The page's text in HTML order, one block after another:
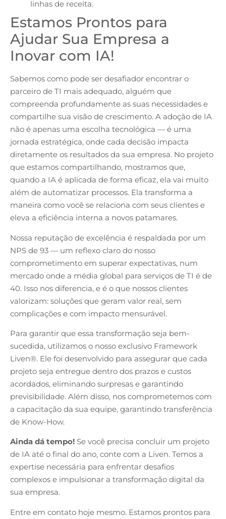
linhas de receita.
Estamos Prontos para
Ajudar Sua Empresa a
Inovar com IA!
Sabemos como pode ser desafiador encontrar o
parceiro de TI mais adequado, alguém que
compreenda profundamente as suas necessidades e
compartilhe sua visão de crescimento. A adoção de IA
não é apenas uma escolha tecnológica — é uma
jornada estratégica, onde cada decisão impacta
diretamente os resultados da sua empresa. No projeto
que estamos compartilhando, mostramos que,
quando a IA é aplicada de forma eficaz, ela vai muito
além de automatizar processos. Ela transforma a
maneira como você se relaciona com seus clientes e
eleva a eficiência interna a novos patamares.
Nossa reputação de excelência é respaldada por um
NPS de 93 — um reflexo claro do nosso
comprometimento em superar expectativas, num
mercado onde a média global para serviços de TI é de
40. Isso nos diferencia, e é o que nossos clientes
valorizam: soluções que geram valor real, sem
complicações e com impacto mensurável.
Para garantir que essa transformação seja bem-
sucedida, utilizamos o nosso exclusivo Framework
Liven®. Ele foi desenvolvido para assegurar que cada
projeto seja entregue dentro dos prazos e custos
acordados, eliminando surpresas e garantindo
previsibilidade. Além disso, nos comprometemos com
a capacitação da sua equipe, garantindo transferência
de Know-How.
Ainda dá tempo! Se você precisa concluir um projeto
de IA até o final do ano, conte com a Liven. Temos a
expertise necessária para enfrentar desafios
complexos e impulsionar a transformação digital da
sua empresa.
Entre em contato hoje mesmo. Estamos prontos para